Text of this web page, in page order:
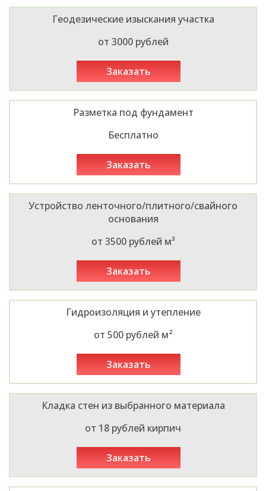
Геодезические изыскания участка
от 3000 рублей
заказать
Разметка под фундамент
Бесплатно
заказать
Устройство ленточного/плитного/свайного
основания
от 3500 рублей м³
заказать
Гидроизоляция и утепление
от 500 рублей м²
заказать
Кладка стен из выбранного материала
от 18 рублей кирпич
заказать